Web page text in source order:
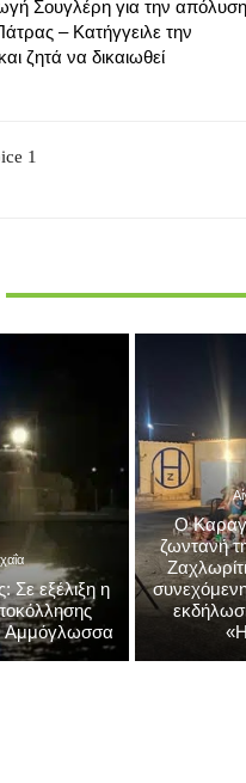
Σουγλέρη για την απόλυση
– Κατήγγειλε την
ζητά να δικαιωθεί
1
Σε εξέλιξη η
Αμμόγλωσσα
Ο
ζωντανή